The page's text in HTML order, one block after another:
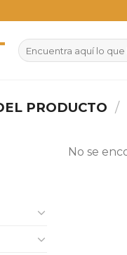
Buscar
por:
PRODUCTO /
No se